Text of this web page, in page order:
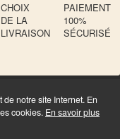
notre site Internet. En
cookies. En savoir plus
CHOIX
DE LA
LIVRAISON
PAIEMENT
100%
SÉCURISÉ